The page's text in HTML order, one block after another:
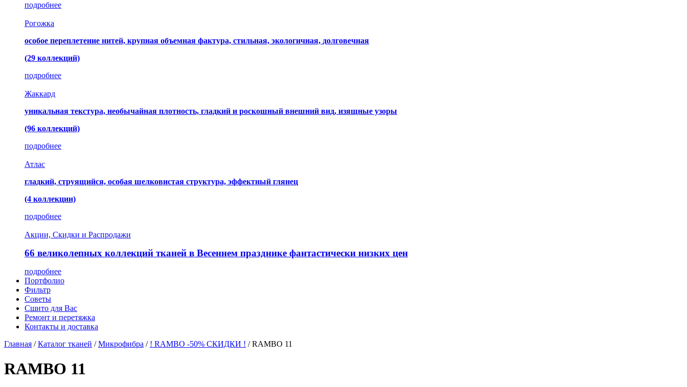
подробнее
Рогожка
особое переплетение нитей, крупная объемная фактура, стильная, экологичная, долговечная
(29 коллекций)
подробнее
Жаккард
уникальная текстура, необычайная плотность, гладкий и роскошный внешний вид, изящные узоры
(96 коллекций)
подробнее
Атлас
гладкий, струящийся, особая шелковистая структура, эффектный глянец
(4 коллекции)
подробнее
Акции, Скидки и Распродажи
66 великолепных коллекций тканей в Весеннем празднике фантастически низких цен
подробнее
Портфолио
Фильтр
Советы
Сшито для Вас
Ремонт и перетяжка
Контакты и доставка
Главная / Каталог тканей / Микрофибра / ! RAMBO -50% СКИДКИ ! / RAMBO 11
RAMBO 11